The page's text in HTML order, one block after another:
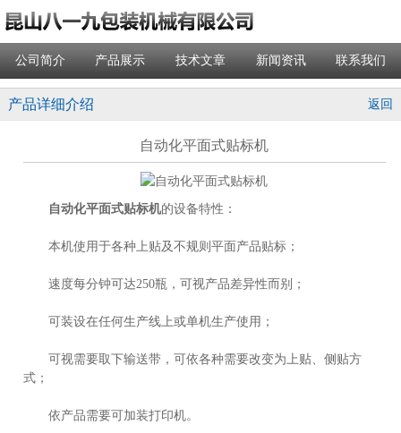
公司简介 产品展示 技术文章 新闻资讯 联系我们
产品详细介绍 返回
自动化平面式贴标机
自动化平面式贴标机的设备特性：
本机使用于各种上贴及不规则平面产品贴标；
速度每分钟可达250瓶，可视产品差异性而别；
可装设在任何生产线上或单机生产使用；
可视需要取下输送带，可依各种需要改变为上贴、侧贴方
式；
依产品需要可加装打印机。